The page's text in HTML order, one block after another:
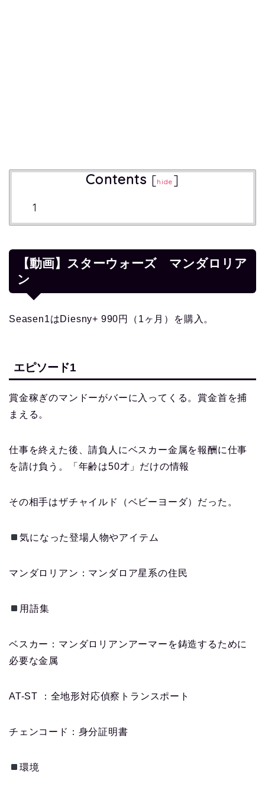
Contents [hide ]
【動画】スターウォーズ マンダロリア
ン
Seasen1はDiesny+ 990円（1ヶ月）を購入。
エピソード1
賞金稼ぎのマンドーがバーに入ってくる。賞金首を捕
まえる。
仕事を終えた後、請負人にベスカー金属を報酬に仕事
を請け負う。「年齢は50才」だけの情報
その相手はザチャイルド（ベビーヨーダ）だった。
気になった登場人物やアイテム
マンダロリアン：マンダロア星系の住民
用語集
ベスカー：マンダロリアンアーマーを鋳造するために
必要な金属
AT-ST ：全地形対応偵察トランスポート
チェンコード：身分証明書
環境